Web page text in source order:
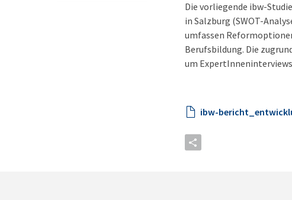
Die vorliegende ibw-
in Salzburg (SWOT-
umfassen
Berufsbildung. Die
um
ibw-